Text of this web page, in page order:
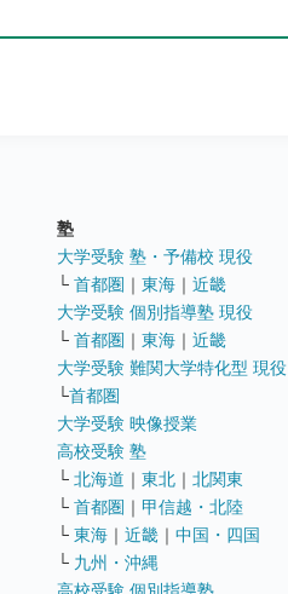
塾
大学受験 塾・予備校 現役
└ 首都圏 ｜ 東海 ｜ 近畿
大学受験 個別指導塾 現役
└ 首都圏 ｜ 東海 ｜ 近畿
大学受験 難関大学特化型 現役
└首都圏
大学受験 映像授業
高校受験 塾
└ 北海道 ｜ 東北 ｜ 北関東
└ 首都圏 ｜ 甲信越・北陸
└ 東海 ｜ 近畿 ｜ 中国・四国
└ 九州・沖縄